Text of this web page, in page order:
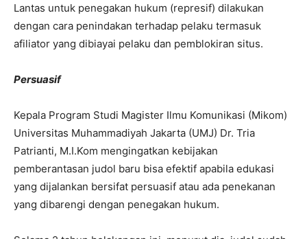
Lantas untuk penegakan hukum (represif) dilakukan
dengan cara penindakan terhadap pelaku termasuk
afiliator yang dibiayai pelaku dan pemblokiran situs.
Persuasif
Kepala Program Studi Magister Ilmu Komunikasi (Mikom)
Universitas Muhammadiyah Jakarta (UMJ) Dr. Tria
Patrianti, M.I.Kom mengingatkan kebijakan
pemberantasan judol baru bisa efektif apabila edukasi
yang dijalankan bersifat persuasif atau ada penekanan
yang dibarengi dengan penegakan hukum.